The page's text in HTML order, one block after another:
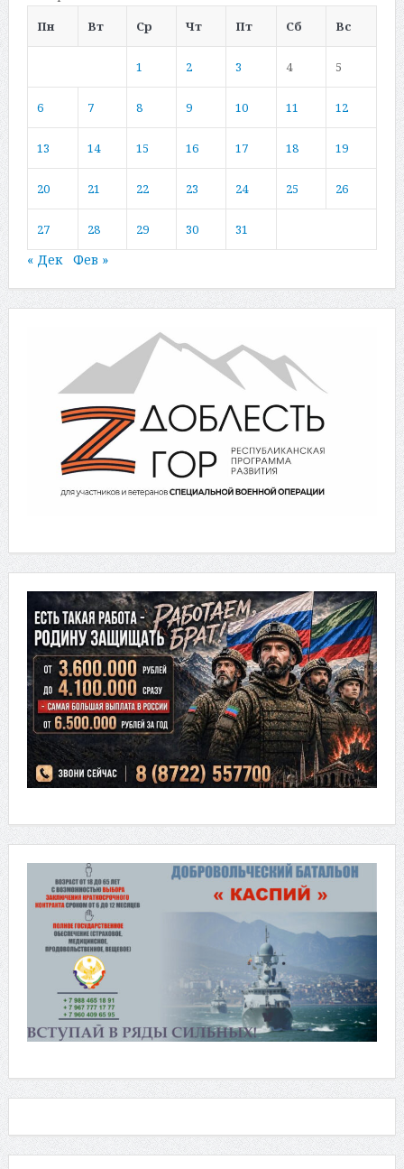
Пн
Вт Ср Чт Пт Сб Вс
1 2 3 4 5
6 7 8 9 10 11 12
13 14 15 16 17 18 19
20 21 22 23 24 25 26
27 28 29 30 31
« Дек Фев »